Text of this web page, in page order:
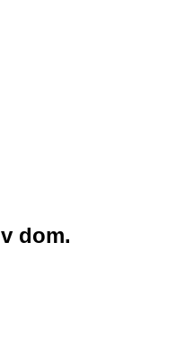
dom.